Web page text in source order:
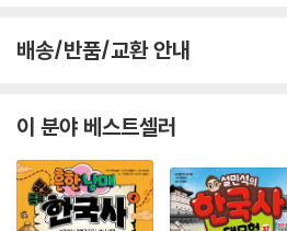
학기술자’의 직업 세계를 더 깊이 이해하
색해 볼 수 있도록 해 줍니다.
배송/반품/교환 안내
이 분야 베스트셀러